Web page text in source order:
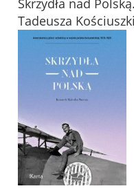
Tadeusza Kościuszki